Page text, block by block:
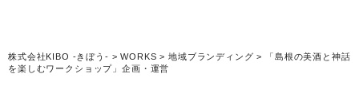
株式会社KIBO -きぼう- >WORKS >地域ブランディング >
「島根の美酒と神話
を楽しむワークショップ」企画・運営